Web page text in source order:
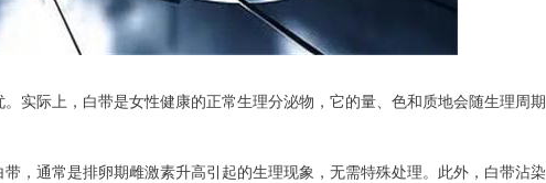
实际上，白带是女性健康的正常生理分泌物，它的量、色和质地会随生理周期
，通常是排卵期雌激素升高引起的生理现象，无需特殊处理。此外，白带沾染
1.02% 深证成指 14311.01